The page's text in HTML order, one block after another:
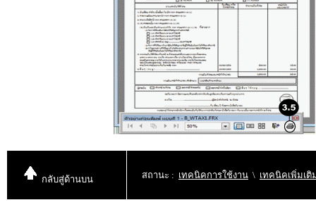
กลับสู่ด้านบน สถานะ : เทคนิคการใช้งาน \ เทคนิคเพิ่มเติ